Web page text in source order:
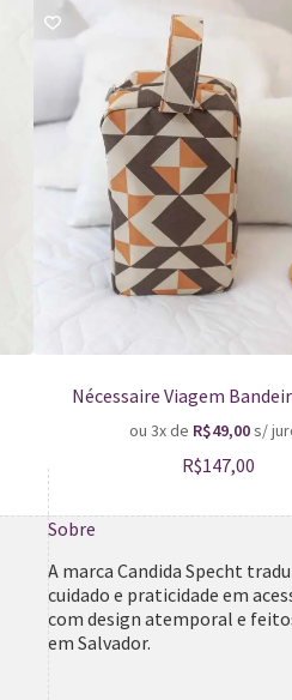
Nécessaire Viagem
ou 3x de R$49,00s/
R$147,00
Sobre
A marca Candida Specht
cuidado e praticidade em
com design atemporal e
em Salvador.